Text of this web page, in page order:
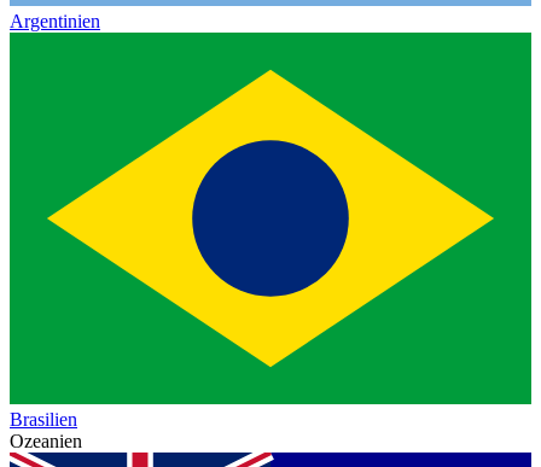
Argentinien
Brasilien
Ozeanien